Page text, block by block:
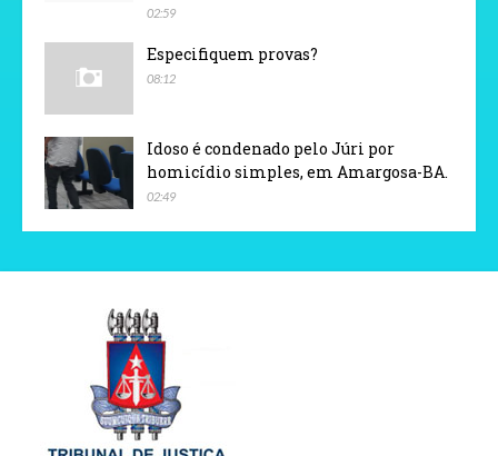
02:59
Especifiquem provas?
08:12
Idoso é condenado pelo Júri por
homicídio simples, em Amargosa-BA.
02:49